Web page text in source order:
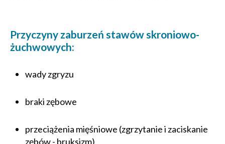
Przyczyny zaburzeń stawów skroniowo-
żuchwowych:
wady zgryzu
braki zębowe
przeciążenia mięśniowe (zgrzytanie i zaciskanie
zębów - bruksizm)